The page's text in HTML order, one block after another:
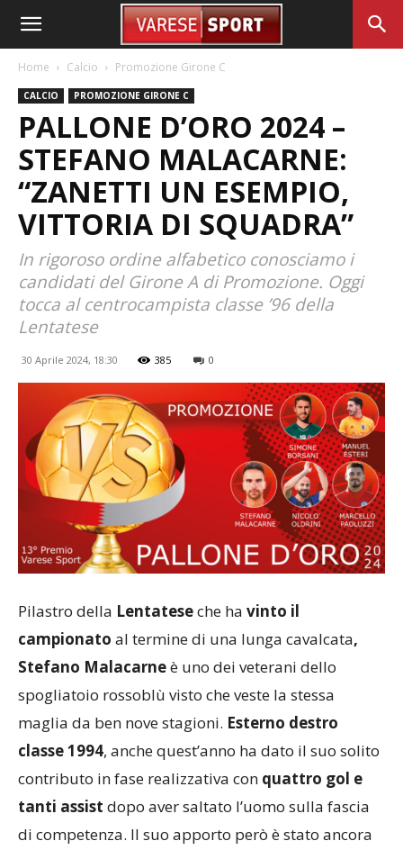
Home Calcio Promozione Girone C
CALCIO PROMOZIONE GIRONE C
PALLONE D’ORO 2024 –
STEFANO MALACARNE:
“ZANETTI UN ESEMPIO,
VITTORIA DI SQUADRA”
In rigoroso ordine alfabetico conosciamo i
candidati del Girone A di Promozione. Oggi
tocca al centrocampista classe ’96 della
Lentatese
30 Aprile 2024, 18:30 385 0
Pilastro della Lentateseche ha vinto il
campionato al termine di una lunga cavalcata,
Stefano Malacarneè uno dei veterani dello
spogliatoio rossoblù visto che veste la stessa
maglia da ben nove stagioni. Esterno destro
classe 1994, anche quest’anno ha dato il suo solito
contributo in fase realizzativa con quattro gol e
tanti assist dopo aver saltato l’uomo sulla fascia
di competenza. Il suo apporto però è stato ancora